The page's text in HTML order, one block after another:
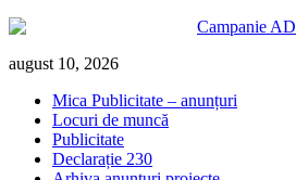
Skip
content
august 10, 2026
Mica Publicitate – anunțuri
Locuri de muncă
Publicitate
Declarație 230